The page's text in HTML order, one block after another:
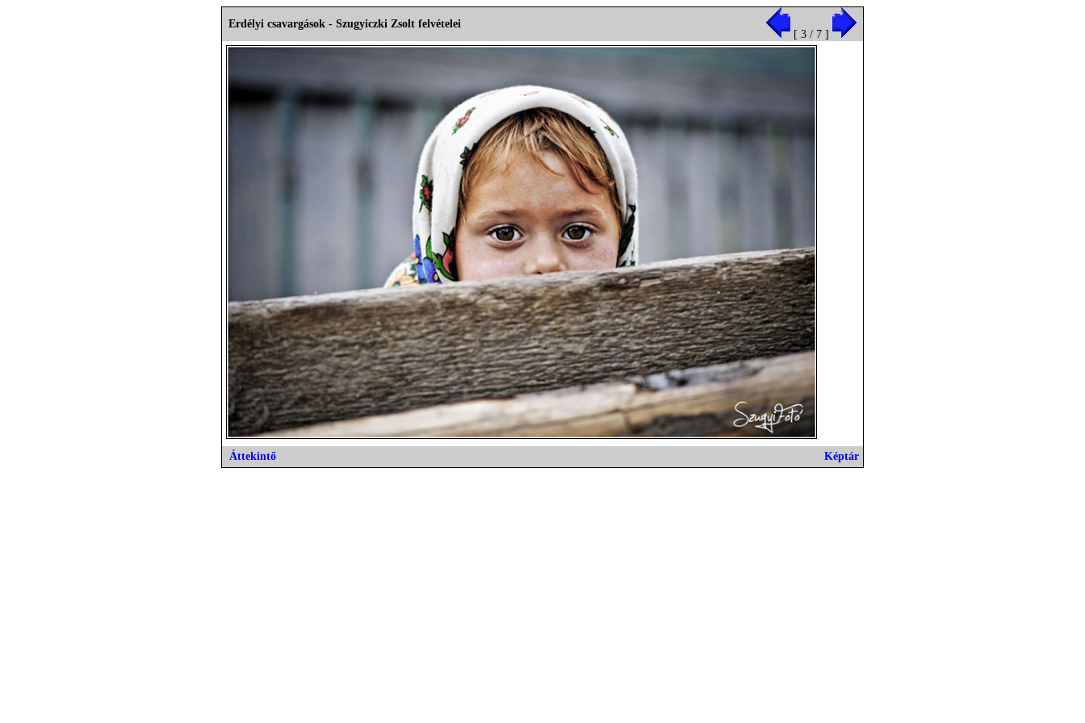
Erdélyi csavargások - Szugyiczki Zsolt felvételei
[ 3 / 7 ]
Áttekintő Képtár